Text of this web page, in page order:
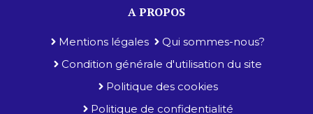
A PROPOS
Mentions légales
Qui sommes-nous?
Condition générale d'utilisation du site
Politique des cookies
Politique de confidentialité